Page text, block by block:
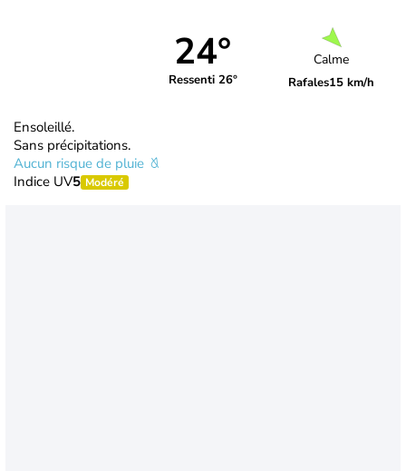
24°
Ressenti 26°
Calme
Rafales15 km/h
Ensoleillé.
Sans précipitations.
Aucun risque de pluie
Indice UV5 Modéré